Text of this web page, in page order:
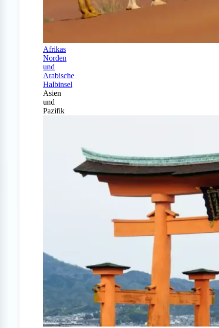
Afrikas
Norden
und
Arabische
Halbinsel
Asien
und
Pazifik